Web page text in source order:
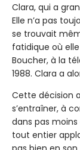
Clara, qui a
Elle n’a pas
se trouvait
fatidique où
Boucher, à la
1988. Clara a
Cette décision
s’entraîner, à
dans pas moins
tout entier